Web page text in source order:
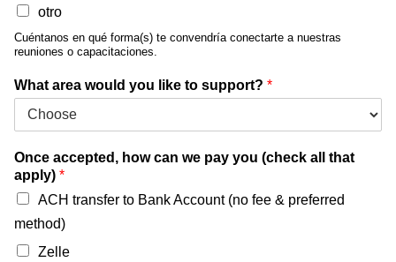
otro
Cuéntanos en qué forma(s) te convendría conectarte a nuestras
reuniones o capacitaciones.
What area would you like to support? *
Once accepted, how can we pay you (check all that
apply) *
ACH transfer to Bank Account (no fee & preferred
method)
Zelle